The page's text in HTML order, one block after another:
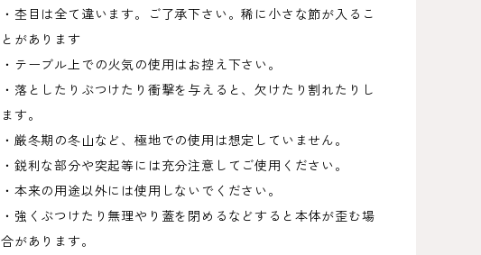
・杢目は全て違います。ご了承下さい。稀に小さな節が入るこ
とがあります
・テーブル上での火気の使用はお控え下さい。
・落としたりぶつけたり衝撃を与えると、欠けたり割れたりし
ます。
・厳冬期の冬山など、極地での使用は想定していません。
・鋭利な部分や突起等には充分注意してご使用ください。
・本来の用途以外には使用しないでください。
・強くぶつけたり無理やり蓋を閉めるなどすると本体が歪む場
合があります。